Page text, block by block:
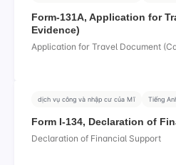
Form-131A, Application for
Evidence)
Application for Travel Document
dịch vụ công và nhập cư của Mĩ Tiếng
Form I-134, Declaration of
Declaration of Financial Support